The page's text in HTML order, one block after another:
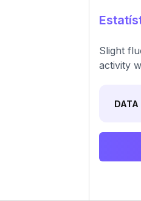
Slight
activity
DATA